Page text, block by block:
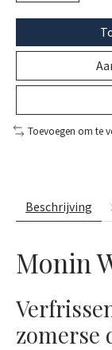
Toevoegen om te
Beschrijving
Monin
zomerse